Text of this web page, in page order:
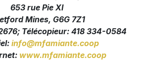
653 rue Pie XI
Mines, G6G 7Z1
Télécopieur: 418 334-0584
info@mfamiante.coop
www.mfamiante.coop